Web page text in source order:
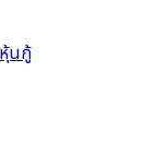
นกู้